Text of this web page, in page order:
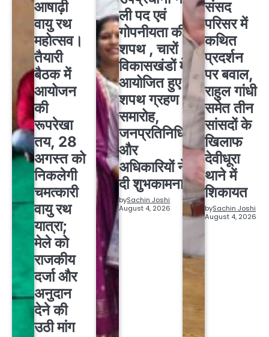
आषाढ़ी
वायु रथ
महोत्सव।
तैयारी
बैठक में
आयोजन
की
रूपरेखा
तय, 28
अगस्त को
निकलेगी
चमत्कारी
वायु रथ
यात्रा;
मेले को
राजकीय
दर्जा और
अनुदान
देने की
उठी मांग
ली पद एवं
गोपनीयता की
शपथ , चारों
विकासखंडों में
आयोजित हुए
शपथ ग्रहण
समारोह,
जनप्रतिनिधियों
और
अधिकारियों ने
दी शुभकामनाएं
bySachin Joshi
August 4, 2026
संसद
परिसर में
कथित
प्रदर्शन
पर बवाल,
राहुल गांधी
समेत तीन
सांसदों के
खिलाफ
देवीधूरा
थाने में
शिकायत
bySachin Joshi
August 4, 2026